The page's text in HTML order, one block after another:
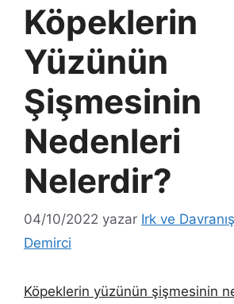
Köpeklerin
Yüzünün
Şişmesinin
Nedenleri
Nelerdir?
04/10/2022 yazar Irk ve
Demirci
Köpeklerin yüzünün şişmesinin